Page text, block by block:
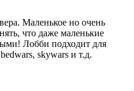
Маленькое но очень
что даже маленькие
Лобби подходит для
skywars и т.д.